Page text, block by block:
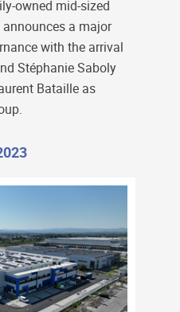
owned mid-sized
a major
with the arrival
Stéphanie Saboly
Bataille as